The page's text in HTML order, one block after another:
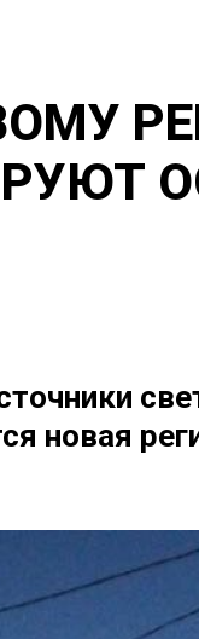
новая